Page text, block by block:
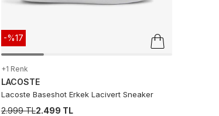
-%17
+1 Renk
LACOSTE
Lacoste Baseshot Erkek Lacivert Sneaker
2.999 TL2.499 TL